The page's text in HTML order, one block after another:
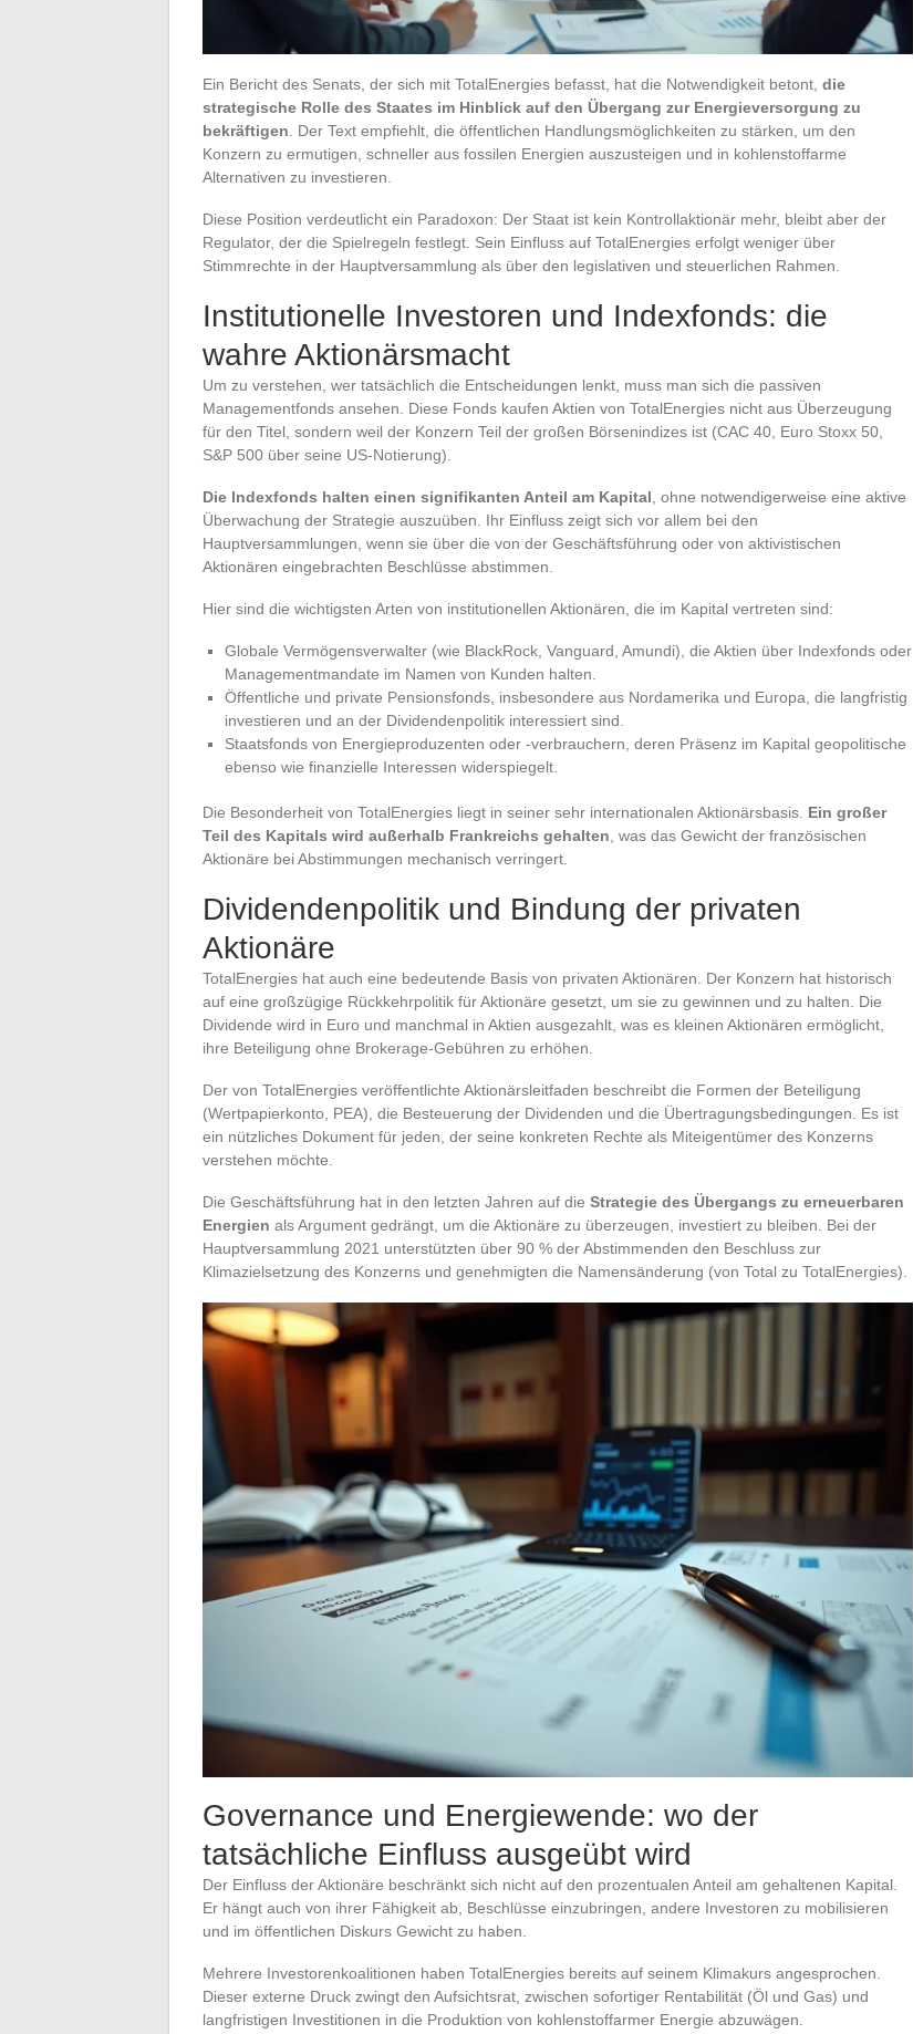
Ein Bericht des Senats, der sich mit TotalEnergies befasst, hat die Notwendigkeit betont, die
strategische Rolle des Staates im Hinblick auf den Übergang zur Energieversorgung zu
bekräftigen. Der Text empfiehlt, die öffentlichen Handlungsmöglichkeiten zu stärken, um den
Konzern zu ermutigen, schneller aus fossilen Energien auszusteigen und in kohlenstoffarme
Alternativen zu investieren.
Diese Position verdeutlicht ein Paradoxon: Der Staat ist kein Kontrollaktionär mehr, bleibt aber der
Regulator, der die Spielregeln festlegt. Sein Einfluss auf TotalEnergies erfolgt weniger über
Stimmrechte in der Hauptversammlung als über den legislativen und steuerlichen Rahmen.
Institutionelle Investoren und Indexfonds: die
wahre Aktionärsmacht
Um zu verstehen, wer tatsächlich die Entscheidungen lenkt, muss man sich die passiven
Managementfonds ansehen. Diese Fonds kaufen Aktien von TotalEnergies nicht aus Überzeugung
für den Titel, sondern weil der Konzern Teil der großen Börsenindizes ist (CAC 40, Euro Stoxx 50,
S&P 500 über seine US-Notierung).
Die Indexfonds halten einen signifikanten Anteil am Kapital, ohne notwendigerweise eine aktive
Überwachung der Strategie auszuüben. Ihr Einfluss zeigt sich vor allem bei den
Hauptversammlungen, wenn sie über die von der Geschäftsführung oder von aktivistischen
Aktionären eingebrachten Beschlüsse abstimmen.
Hier sind die wichtigsten Arten von institutionellen Aktionären, die im Kapital vertreten sind:
Globale Vermögensverwalter (wie BlackRock, Vanguard, Amundi), die Aktien über Indexfonds oder
Managementmandate im Namen von Kunden halten.
Öffentliche und private Pensionsfonds, insbesondere aus Nordamerika und Europa, die langfristig
investieren und an der Dividendenpolitik interessiert sind.
Staatsfonds von Energieproduzenten oder -verbrauchern, deren Präsenz im Kapital geopolitische
ebenso wie finanzielle Interessen widerspiegelt.
Die Besonderheit von TotalEnergies liegt in seiner sehr internationalen Aktionärsbasis. Ein großer
Teil des Kapitals wird außerhalb Frankreichs gehalten, was das Gewicht der französischen
Aktionäre bei Abstimmungen mechanisch verringert.
Dividendenpolitik und Bindung der privaten
Aktionäre
TotalEnergies hat auch eine bedeutende Basis von privaten Aktionären. Der Konzern hat historisch
auf eine großzügige Rückkehrpolitik für Aktionäre gesetzt, um sie zu gewinnen und zu halten. Die
Dividende wird in Euro und manchmal in Aktien ausgezahlt, was es kleinen Aktionären ermöglicht,
ihre Beteiligung ohne Brokerage-Gebühren zu erhöhen.
Der von TotalEnergies veröffentlichte Aktionärsleitfaden beschreibt die Formen der Beteiligung
(Wertpapierkonto, PEA), die Besteuerung der Dividenden und die Übertragungsbedingungen. Es ist
ein nützliches Dokument für jeden, der seine konkreten Rechte als Miteigentümer des Konzerns
verstehen möchte.
Die Geschäftsführung hat in den letzten Jahren auf die Strategie des Übergangs zu erneuerbaren
Energien als Argument gedrängt, um die Aktionäre zu überzeugen, investiert zu bleiben. Bei der
Hauptversammlung 2021 unterstützten über 90 % der Abstimmenden den Beschluss zur
Klimazielsetzung des Konzerns und genehmigten die Namensänderung (von Total zu TotalEnergies).
Governance und Energiewende: wo der
tatsächliche Einfluss ausgeübt wird
Der Einfluss der Aktionäre beschränkt sich nicht auf den prozentualen Anteil am gehaltenen Kapital.
Er hängt auch von ihrer Fähigkeit ab, Beschlüsse einzubringen, andere Investoren zu mobilisieren
und im öffentlichen Diskurs Gewicht zu haben.
Mehrere Investorenkoalitionen haben TotalEnergies bereits auf seinem Klimakurs angesprochen.
Dieser externe Druck zwingt den Aufsichtsrat, zwischen sofortiger Rentabilität (Öl und Gas) und
langfristigen Investitionen in die Produktion von kohlenstoffarmer Energie abzuwägen.